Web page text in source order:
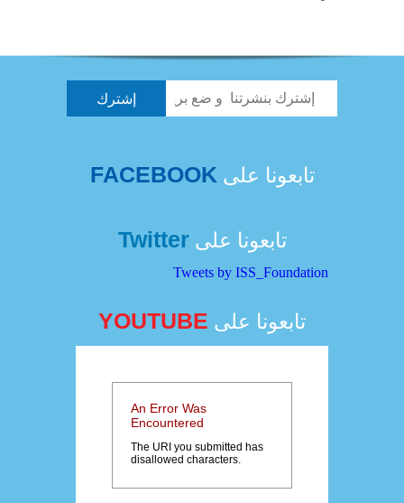
تابعونا علىFACEBOOK
تابعونا علىTwitter
Tweets by ISS_Foundation
تابعونا على YOUTUBE